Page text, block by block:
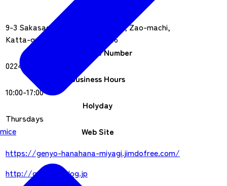
mice
9-3 Sakasagawa, Togatta Onsen, Zao-machi,
Katta-gun, Miyagi-ken 989-0916
Telephone Number
0224-26-9530
Business Hours
10:00-17:00
Holyday
Thursdays
Web Site
https://genyo-hanahana-miyagi.jimdofree.com/
http://genyo.exblog.jp